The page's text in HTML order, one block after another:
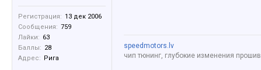
Регистрация: 13 дек 2006
Сообщения: 759
Лайки: 63
Баллы: 28
Адрес: Рига
speedmotors.lv
чип тюнинг, глубокие изменения